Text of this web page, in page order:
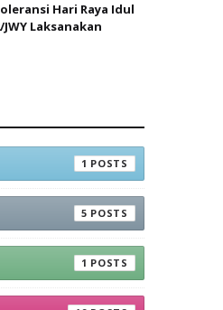
Hari Raya Idul
Laksanakan
1
5
1